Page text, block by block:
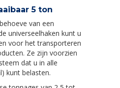
5 ton
van een
universeelhaken kunt u
voor het transporteren
Ze zijn voorzien
dat u in alle
kunt belasten.